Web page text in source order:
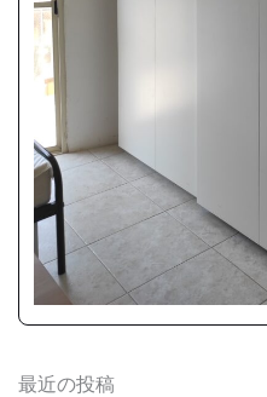
最近の投稿